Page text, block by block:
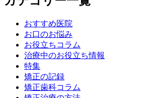
おすすめ医院
お口のお悩み
お役立ちコラム
治療中のお役立ち情報
特集
矯正の記録
矯正歯科コラム